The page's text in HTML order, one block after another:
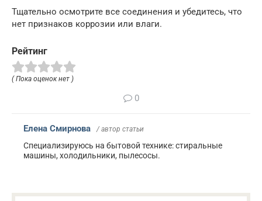
Тщательно осмотрите все соединения и убедитесь, что
нет признаков коррозии или влаги.
Рейтинг
( Пока оценок нет )
0
Елена Смирнова / автор статьи
Специализируюсь на бытовой технике: стиральные
машины, холодильники, пылесосы.